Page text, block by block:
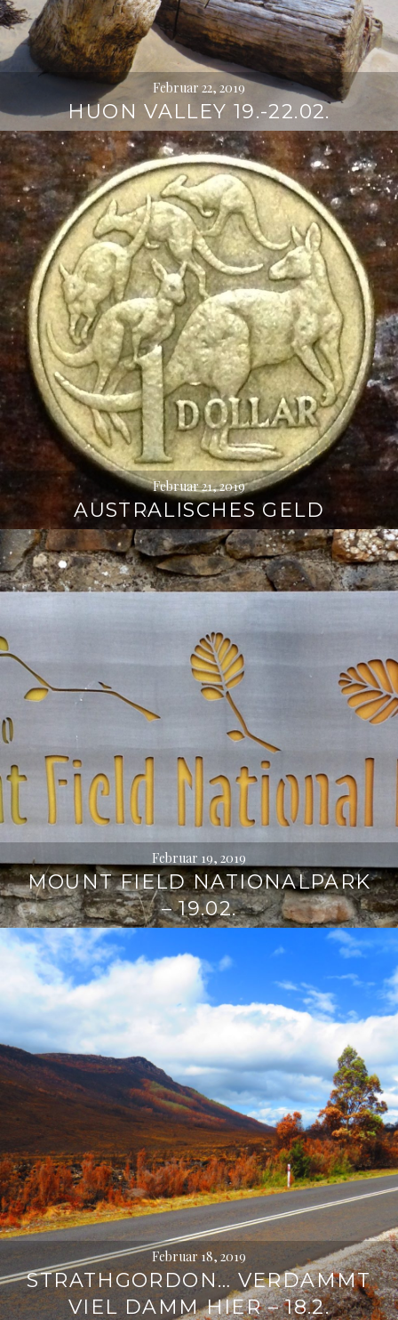
Februar 22, 2019
HUON VALLEY 19.-22.02.
Februar 21, 2019
AUSTRALISCHES GELD
Februar 19, 2019
MOUNT FIELD NATIONALPARK
– 19.02.
Februar 18, 2019
STRATHGORDON… VERDAMMT
VIEL DAMM HIER – 18.2.